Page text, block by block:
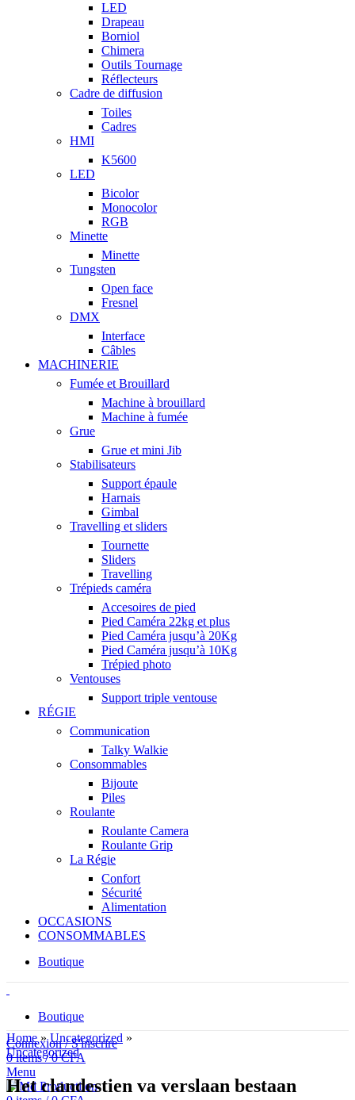
LED
Drapeau
Borniol
Chimera
Outils Tournage
Réflecteurs
Cadre de diffusion
Toiles
Cadres
HMI
K5600
LED
Bicolor
Monocolor
RGB
Minette
Minette
Tungsten
Open face
Fresnel
DMX
Interface
Câbles
MACHINERIE
Fumée et Brouillard
Machine à brouillard
Machine à fumée
Grue
Grue et mini Jib
Stabilisateurs
Support épaule
Harnais
Gimbal
Travelling et sliders
Tournette
Sliders
Travelling
Trépieds caméra
Accesoires de pied
Pied Caméra 22kg et plus
Pied Caméra jusqu’à 20Kg
Pied Caméra jusqu’à 10Kg
Trépied photo
Ventouses
Support triple ventouse
RÉGIE
Communication
Talky Walkie
Consommables
Bijoute
Piles
Roulante
Roulante Camera
Roulante Grip
La Régie
Confort
Sécurité
Alimentation
OCCASIONS
CONSOMMABLES
Boutique
Boutique
Connexion / S'inscrire
0items / 0CFA
Menu
Home »Uncategorized »
Uncategorized
Het clandestien va verslaan bestaan